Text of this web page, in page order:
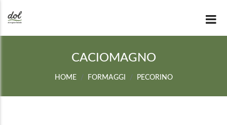
CACIOMAGNO
HOME FORMAGGI PECORINO